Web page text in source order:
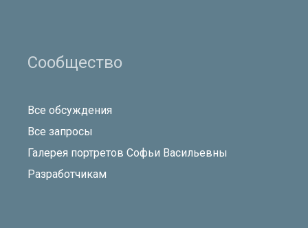
Сообщество
Все обсуждения
Все запросы
Галерея портретов Софьи Васильевны
Разработчикам